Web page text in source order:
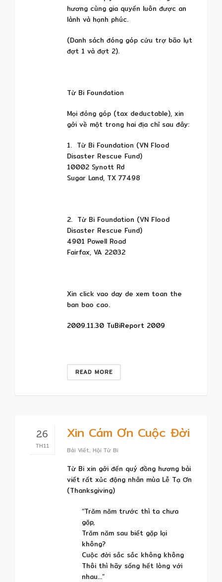
hương cùng gia quyến luôn được an
lành và hạnh phúc.
(Danh sách đóng góp cứu trợ bão lụt
đợt 1 và đợt 2).
Từ Bi Foundation
Mọi đóng góp (tax deductable), xin
gởi về một trong hai địa chỉ sau đây:
1. Từ Bi Foundation (VN Flood
Disaster Rescue Fund)
10002 Synott Rd
Sugar Land, TX 77498
2. Từ Bi Foundation (VN Flood
Disaster Rescue Fund)
4901 Powell Road
Fairfax, VA 22032
Xin click vao day de xem toan the
ban bao cao.
2009.11.30 TuBiReport 2009
READ MORE
26
TH11
Xin Cám Ơn Cuộc Đời
Bài Viết, Hội Từ Bi
Từ Bi xin gởi đến quý đồng hương bài
viết rất xủc động nhân mùa Lễ Tạ Ơn
(Thanksgiving)
“Trăm năm trước thì ta chưa
gặp,
Trăm năm sau biết gặp lại
không?
Cuộc đời sắc sắc không không
Thôi thì hãy sống hết lòng với
nhau…”